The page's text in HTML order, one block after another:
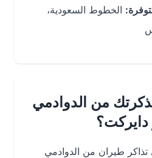
الخطوط السعودية،
من الدوادمي
من الدوادمي